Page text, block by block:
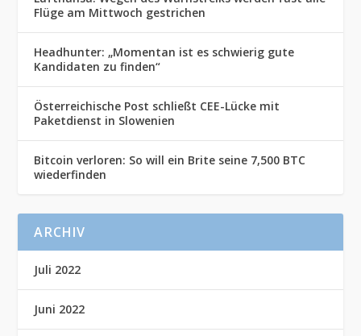
Flüge am Mittwoch gestrichen
Headhunter: „Momentan ist es schwierig gute
Kandidaten zu finden“
Österreichische Post schließt CEE-Lücke mit
Paketdienst in Slowenien
Bitcoin verloren: So will ein Brite seine 7,500 BTC
wiederfinden
ARCHIV
Juli 2022
Juni 2022